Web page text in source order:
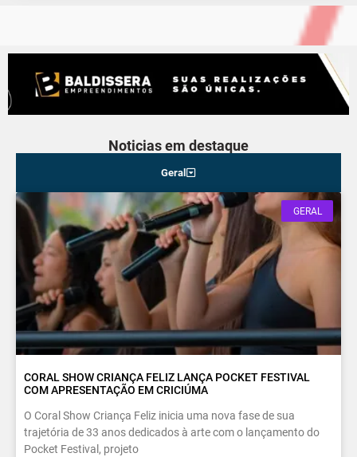
Noticias em destaque
Geral
GERAL
CORAL SHOW CRIANÇA FELIZ LANÇA POCKET FESTIVAL
COM APRESENTAÇÃO EM CRICIÚMA
O Coral Show Criança Feliz inicia uma nova fase de sua
trajetória de 33 anos dedicados à arte com o lançamento do
Pocket Festival, projeto